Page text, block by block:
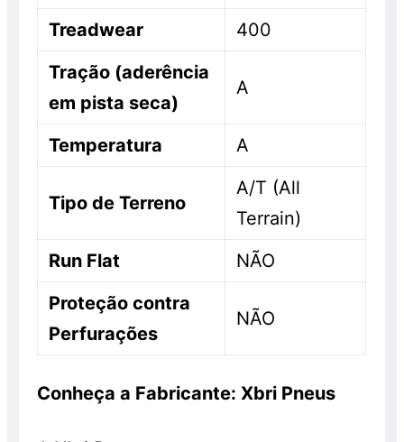
Treadwear
400
Tração (aderência
em pista seca)
A
Temperatura A
Tipo de Terreno
A/T (All
Terrain)
Run Flat
NÃO
Proteção contra
Perfurações
NÃO
Conheça a Fabricante: Xbri Pneus